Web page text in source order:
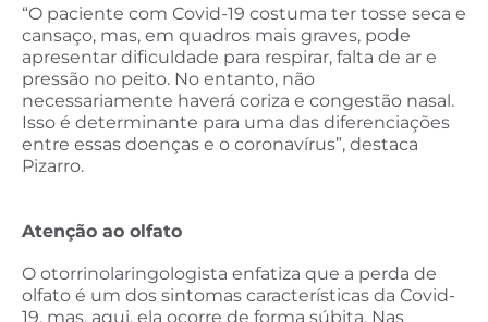
“O paciente com Covid-19 costuma ter tosse seca e
cansaço, mas, em quadros mais graves, pode
apresentar dificuldade para respirar, falta de ar e
pressão no peito. No entanto, não
necessariamente haverá coriza e congestão nasal.
Isso é determinante para uma das diferenciações
entre essas doenças e o coronavírus”, destaca
Pizarro.
Atenção ao olfato
O otorrinolaringologista enfatiza que a perda de
olfato é um dos sintomas características da Covid-
19, mas, aqui, ela ocorre de forma súbita. Nas